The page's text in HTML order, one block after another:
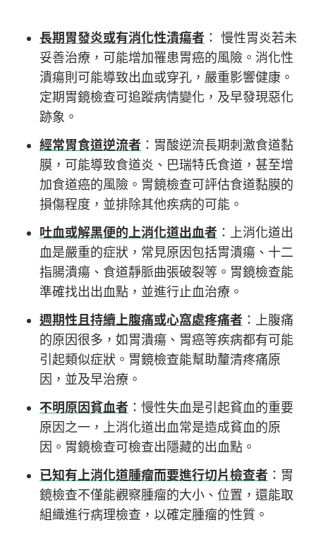
長期胃發炎或有消化性潰瘍者 ： 慢性胃炎若未
妥善治療，可能增加罹患胃癌的風險。消化性
潰瘍則可能導致出血或穿孔，嚴重影響健康。
定期胃鏡檢查可追蹤病情變化，及早發現惡化
跡象。
經常胃食道逆流者 ：胃酸逆流長期刺激食道黏
膜，可能導致食道炎、巴瑞特氏食道，甚至增
加食道癌的風險。胃鏡檢查可評估食道黏膜的
損傷程度，並排除其他疾病的可能。
吐血或解黑便的上消化道出血者 ：上消化道出
血是嚴重的症狀，常見原因包括胃潰瘍、十二
指腸潰瘍、食道靜脈曲張破裂等。胃鏡檢查能
準確找出出血點，並進行止血治療。
週期性且持續上腹痛或心窩處疼痛者 ：上腹痛
的原因很多，如胃潰瘍、胃癌等疾病都有可能
引起類似症狀。胃鏡檢查能幫助釐清疼痛原
因，並及早治療。
不明原因貧血者 ：慢性失血是引起貧血的重要
原因之一，上消化道出血常是造成貧血的原
因。胃鏡檢查可檢查出隱藏的出血點。
已知有上消化道腫瘤而要進行切片檢查者 ：胃
鏡檢查不僅能觀察腫瘤的大小、位置，還能取
組織進行病理檢查，以確定腫瘤的性質。